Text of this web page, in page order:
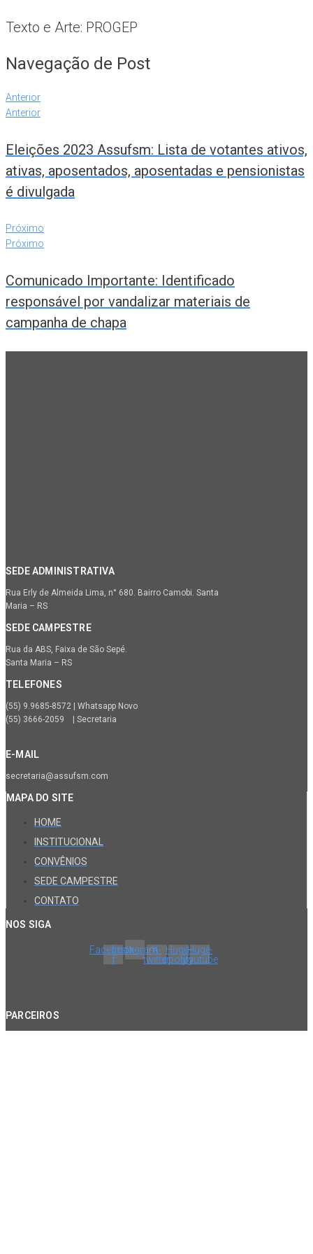
Texto e Arte: PROGEP
Navegação de Post
Anterior
Anterior
Eleições 2023 Assufsm: Lista de votantes ativos,
ativas, aposentados, aposentadas e pensionistas
é divulgada
Próximo
Próximo
Comunicado Importante: Identificado
responsável por vandalizar materiais de
campanha de chapa
SEDE ADMINISTRATIVA
Rua Erly de Almeida Lima, n° 680. Bairro Camobi. Santa
Maria – RS
SEDE CAMPESTRE
Rua da ABS, Faixa de São Sepé.
Santa Maria – RS
TELEFONES
(55) 9.9685-8572 | Whatsapp Novo
(55) 3666-2059 | Secretaria
E-MAIL
secretaria@assufsm.com
MAPA DO SITE
HOME
INSTITUCIONAL
CONVÊNIOS
SEDE CAMPESTRE
CONTATO
NOS SIGA
Facebook-
f
InstagramX-
twitter
Huge-
spotify
Huge-
youtube
PARCEIROS